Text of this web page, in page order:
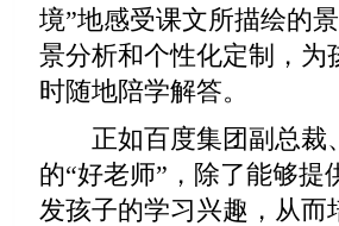
境”地感受课文所描绘的
景分析和个性化定制，
时随地陪学解答。
正如百度集团副总裁
的“好老师”，除了能够
发孩子的学习兴趣，从